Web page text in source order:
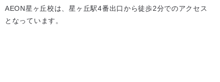
AEON星ヶ丘校は、星ヶ丘駅4番出口から徒歩2分でのアクセス
となっています。